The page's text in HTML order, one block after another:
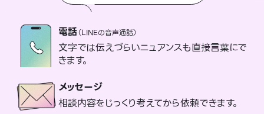
電話（LINEの音声通話）
文字では伝えづらいニュアンスも直接言葉にで
きます。
メッセージ
相談内容をじっくり考えてから依頼できます。